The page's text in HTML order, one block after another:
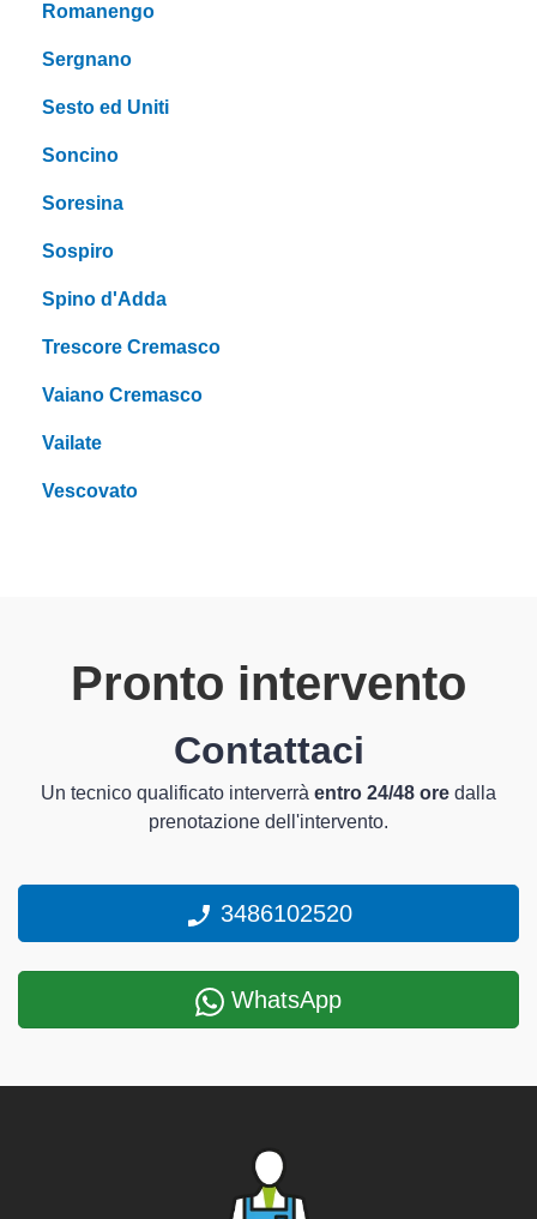
Romanengo
Sergnano
Sesto ed Uniti
Soncino
Soresina
Sospiro
Spino d'Adda
Trescore Cremasco
Vaiano Cremasco
Vailate
Vescovato
Pronto intervento
Contattaci
Un tecnico qualificato interverrà entro 24/48 ore dalla
prenotazione dell'intervento.
3486102520
WhatsApp